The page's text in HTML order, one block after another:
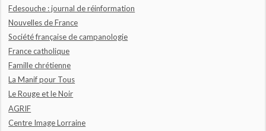
Fdesouche : journal de réinformation
Nouvelles de France
Société française de campanologie
France catholique
Famille chrétienne
La Manif pour Tous
Le Rouge et le Noir
AGRIF
Centre Image Lorraine